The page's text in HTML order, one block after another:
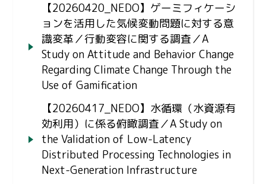
【20260420_NEDO】ゲーミフィケーシ
ョンを活用した気候変動問題に対する意
識変革／行動変容に関する調査／A
Study on Attitude and Behavior Change
Regarding Climate Change Through the
Use of Gamification
【20260417_NEDO】水循環（水資源有
効利用）に係る俯瞰調査／A Study on
the Validation of Low-Latency
Distributed Processing Technologies in
Next-Generation Infrastructure